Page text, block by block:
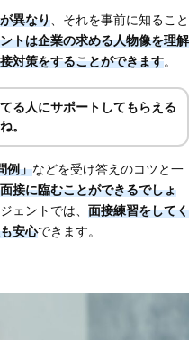
異なり 、それを事前に知ること
トは企業の求める人物像を理解
対策をすることができます。
る人にサポートしてもらえる
。
例」などを受け答えのコツと一
接に臨むことができるでしょ
ェントでは、 面接練習をしてく
安心できます。